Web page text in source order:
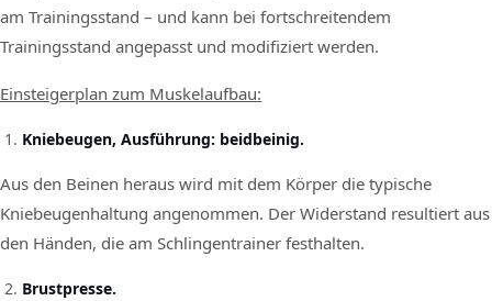
am Trainingsstand – und kann bei fortschreitendem
Trainingsstand angepasst und modifiziert werden.
Einsteigerplan zum Muskelaufbau:
Kniebeugen, Ausführung: beidbeinig.
Aus den Beinen heraus wird mit dem Körper die typische
Kniebeugenhaltung angenommen. Der Widerstand resultiert aus
den Händen, die am Schlingentrainer festhalten.
Brustpresse.